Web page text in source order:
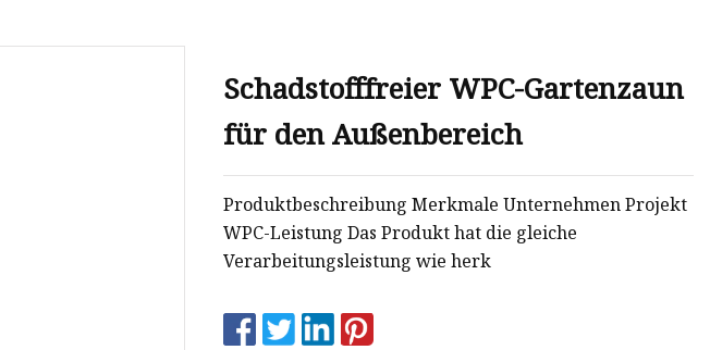
Schadstofffreier WPC-Gartenzaun
für den Außenbereich
Produktbeschreibung Merkmale Unternehmen Projekt
WPC-Leistung Das Produkt hat die gleiche
Verarbeitungsleistung wie herk